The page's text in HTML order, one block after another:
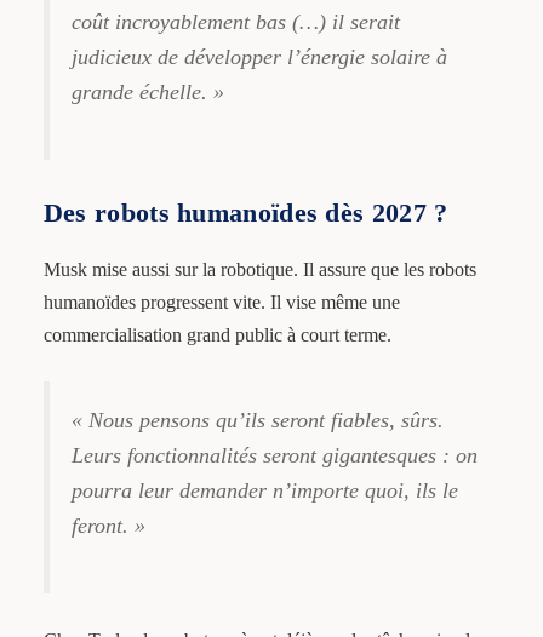
coût incroyablement bas (…) il serait
judicieux de développer l’énergie solaire à
grande échelle. »
Des robots humanoïdes dès 2027 ?
Musk mise aussi sur la robotique. Il assure que les robots
humanoïdes progressent vite. Il vise même une
commercialisation grand public à court terme.
« Nous pensons qu’ils seront fiables, sûrs.
Leurs fonctionnalités seront gigantesques : on
pourra leur demander n’importe quoi, ils le
feront. »